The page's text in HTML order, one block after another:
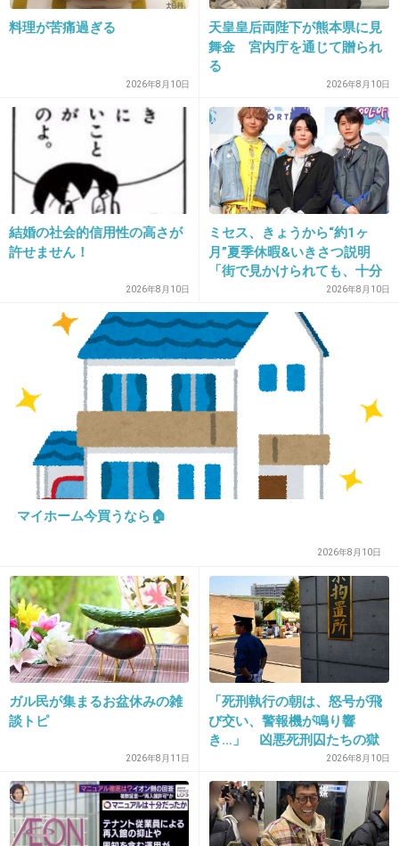
まっていそう
+2 -3
25. 匿名2013/03/01(金) 22:53:08
あなたは何故先生になろうと思ったのですか？
その原点を辿れば自ずと答えは見えて来ません
か？
しかしこの時代によく教員になりたいと思いま
モンペはかなり厄介だと思いますが
頑張って下さい
-0
26. 匿名 2013/03/01(金) 22:54:02
>5
金が目当てだったら、教諭なんて絶対にしな
い。
仕事量や精神的負担を考えたら、高い給料でも
ないと思う。
定時は5時でも生徒の下校時間は6時や6時半。
毎日当たり前にその後の部活指導や会議、授業
研究をしている。残業手当などあるはずもな
身内に教諭がいるからわかるけど、同じ公務員
ならもっといい職業があると思う。
+19 -0
料理が苦痛過ぎる
2026年8月10日
天皇皇后両陛下が熊本県に見
舞金 宮内庁を通じて贈られ
る
2026年8月10日
結婚の社会的信用性の高さが
許せません！
2026年8月10日
ミセス、きょうから“約1ヶ
月”夏季休暇&いきさつ説明
「街で見かけられても、十分
なご配慮を」事務所が呼びか
け
2026年8月10日
マイホーム今買うなら🏠
2026年8月10日
ガル民が集まるお盆休みの雑
談トピ
2026年8月11日
「死刑執行の朝は、怒号が飛
び交い、警報機が鳴り響
き…」 凶悪死刑囚たちの獄
中生活を、身の回りの世話を
した元受刑者が明かす
2026年8月10日